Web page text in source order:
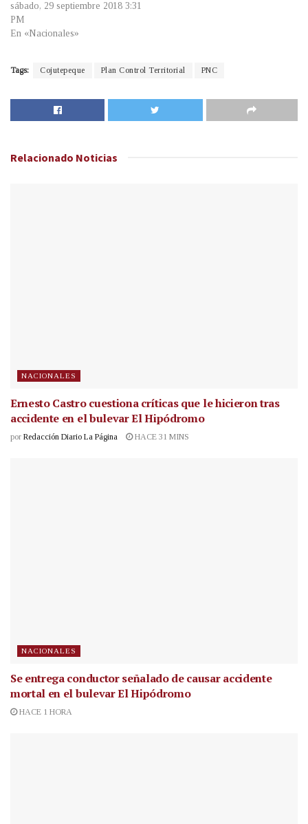
sábado, 29 septiembre 2018 3:31
PM
En «Nacionales»
Tags: Cojutepeque Plan Control Territorial PNC
Relacionado Noticias
NACIONALES
Ernesto Castro cuestiona críticas que le hicieron tras
accidente en el bulevar El Hipódromo
por Redacción Diario La Página HACE 31 MINS
NACIONALES
Se entrega conductor señalado de causar accidente
mortal en el bulevar El Hipódromo
HACE 1 HORA